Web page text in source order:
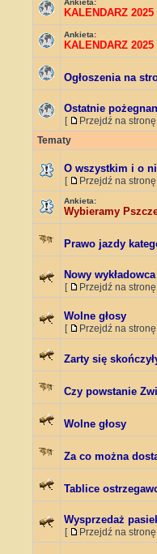
Ankieta:
KALENDARZ
Ankieta:
KALENDARZ
Ogłoszenia na
Ostatnie
[ Przejdź na
Tematy
O wszystkim i o
[ Przejdź na
Ankieta:
Wybieramy
Prawo jazdy
Nowy wykładowca
[ Przejdź na
Wolne głosy
[ Przejdź na
Zarty się
Czy powstanie
Wolne głosy
Za co można
Tablice
Wysprzedaż
[ Przejdź na